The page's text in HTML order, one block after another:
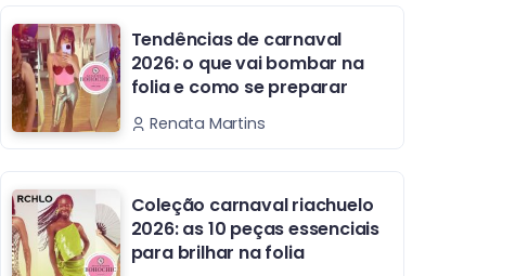
Tendências de carnaval
2026: o que vai bombar na
folia e como se preparar
Renata Martins
Coleção carnaval riachuelo
2026: as 10 peças essenciais
para brilhar na folia